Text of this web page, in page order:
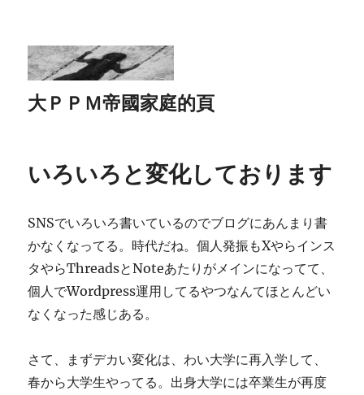
大ＰＰＭ帝國家庭的頁
いろいろと変化しております
SNSでいろいろ書いているのでブログにあんまり書
かなくなってる。時代だね。個人発振もXやらインス
タやらThreadsとNoteあたりがメインになってて、
個人でWordpress運用してるやつなんてほとんどい
なくなった感じある。
さて、まずデカい変化は、わい大学に再入学して、
春から大学生やってる。出身大学には卒業生が再度